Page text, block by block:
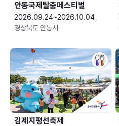
안동국제탈춤페스티벌
2026.09.24~2026.10.04
경상북도 안동시
김제지평선축제